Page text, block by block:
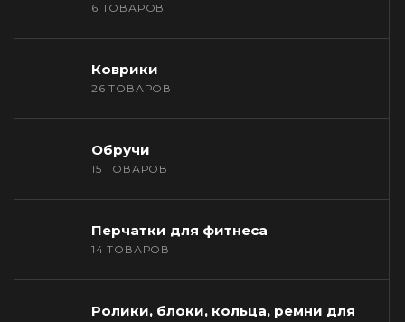
6 ТОВАРОВ
Коврики
26 ТОВАРОВ
Обручи
15 ТОВАРОВ
Перчатки для фитнеса
14 ТОВАРОВ
Ролики, блоки, кольца, ремни для